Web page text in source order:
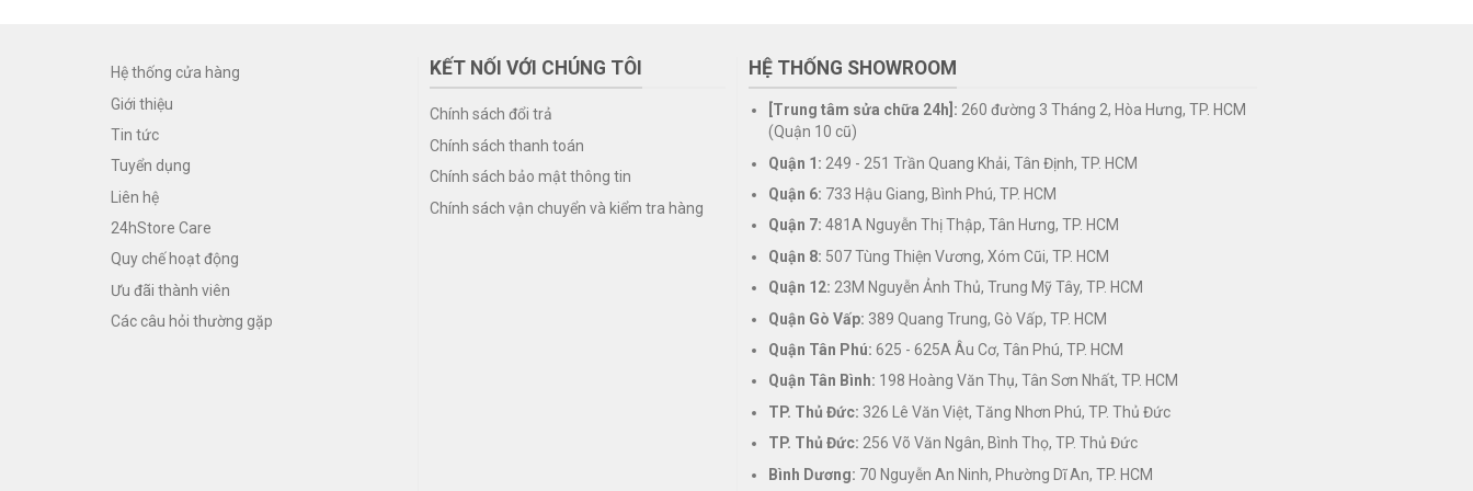
Hệ thống cửa hàng
Giới thiệu
Tin tức
Tuyển dụng
Liên hệ
24hStore Care
Quy chế hoạt động
Ưu đãi thành viên
Các câu hỏi thường gặp
KẾT NỐI VỚI CHÚNG TÔI
Chính sách đổi trả
Chính sách thanh toán
Chính sách bảo mật thông tin
Chính sách vận chuyển và kiểm tra hàng
HỆ THỐNG SHOWROOM
[Trung tâm sửa chữa 24h]: 260 đường 3 Tháng 2, Hòa Hưng, TP. HCM
(Quận 10 cũ)
Quận 1: 249 - 251 Trần Quang Khải, Tân Định, TP. HCM
Quận 6: 733 Hậu Giang, Bình Phú, TP. HCM
Quận 7: 481A Nguyễn Thị Thập, Tân Hưng, TP. HCM
Quận 8: 507 Tùng Thiện Vương, Xóm Cũi, TP. HCM
Quận 12: 23M Nguyễn Ảnh Thủ, Trung Mỹ Tây, TP. HCM
Quận Gò Vấp: 389 Quang Trung, Gò Vấp, TP. HCM
Quận Tân Phú: 625 - 625A Âu Cơ, Tân Phú, TP. HCM
Quận Tân Bình: 198 Hoàng Văn Thụ, Tân Sơn Nhất, TP. HCM
TP. Thủ Đức: 326 Lê Văn Việt, Tăng Nhơn Phú, TP. Thủ Đức
TP. Thủ Đức: 256 Võ Văn Ngân, Bình Thọ, TP. Thủ Đức
Bình Dương: 70 Nguyễn An Ninh, Phường Dĩ An, TP. HCM